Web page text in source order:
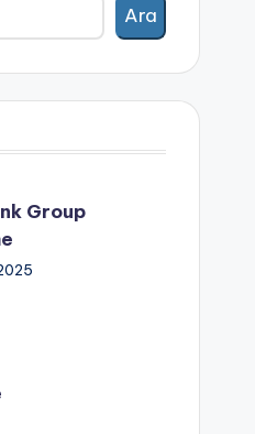
Ara
Group